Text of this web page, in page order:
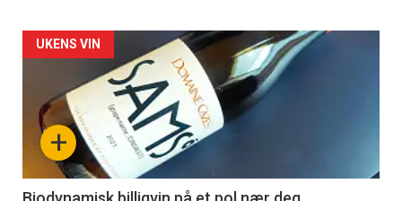
Forsiden
akkurat
nå+
UKENS VIN